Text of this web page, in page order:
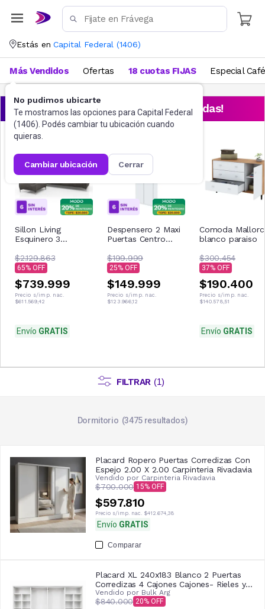
Estás en Capital Federal (1406)
No pudimos ubicarte
Te mostramos las opciones para Capital Federal
(1406). Podés cambiar tu ubicación cuando
quieras.
cambiar ubicación cerrar
Más Vendidos Ofertas 18 cuotas FIJAS Especial Café
¡Aprovechá las ofertas destacadas!
Sillon Living
Esquinero 3
Gris Oscuro +
Manta + Vaso de
Invierno
$2.129.863
65
$739.999
Precio s/imp. nac.
$611.569,42
Envío GRATIS
Despensero 2 Maxi
Puertas Centro
180 x 60 cm
$199.999
25
$149.999
Precio s/imp. nac.
$123.966,12
Comoda
blanco paraiso
$300.454
37
$190.400
Precio s/imp. nac.
$140.578,51
Envío GRATIS
FILTRAR (1)
Dormitorio 3475 resultados
Placard Ropero Puertas Corredizas Con
Espejo 2.00 X 2.00 Carpinteria Rivadavia
Vendido por Carpinteria Rivadavia
$700.000 15
$597.810
Precio s/imp. nac. $412.674,38
Envío GRATIS
Comparar
Placard XL 240x183 Blanco 2 Puertas
Corredizas 4 Cajones Cajones- Rieles y
Perfiles de Aluminio
Vendido por Bulk Arg
$840.000 20